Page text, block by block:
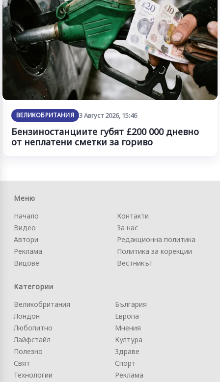
ВЕЛИКОБРИТАНИЯ 3 Август 2026, 15:46
Бензиностанциите губят £200 000 дневно
от неплатени сметки за гориво
Меню
Начало
Видео
Автори
Реклама
Вицове
Контакти
За нас
Редакционна политика
Политика за корекции
Вестникът
Категории
Великобритания
Лондон
Любопитно
Лайфстайл
Полезно
Свят
Технологии
България
Европа
Мнения
Култура
Здраве
Спорт
Реклама